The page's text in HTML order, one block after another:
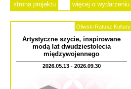
strona projektu więcej o wydarzeniu
Oliwski Ratusz Kultury
Artystyczne szycie, inspirowane
modą lat dwudziestolecia
międzywojennego
2026.05.13 - 2026.09.30